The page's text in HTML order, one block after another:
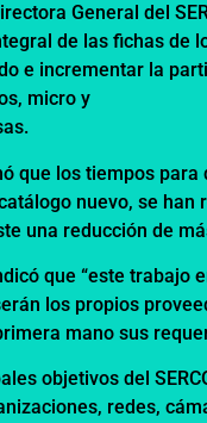
General del
de las fichas de
e incrementar la
micro y
que los tiempos
nuevo, se
una reducción de
que “este trabajo
los propios
mano sus
objetivos del
redes,